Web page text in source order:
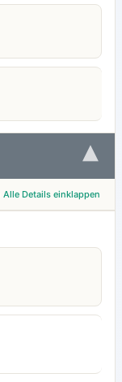
▾
Alle Details einklappen